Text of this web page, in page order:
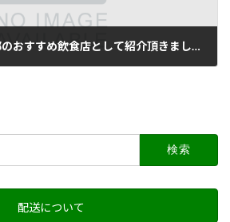
【縁結び大学】京都のおすすめ飲食店として紹介頂きました
配送について